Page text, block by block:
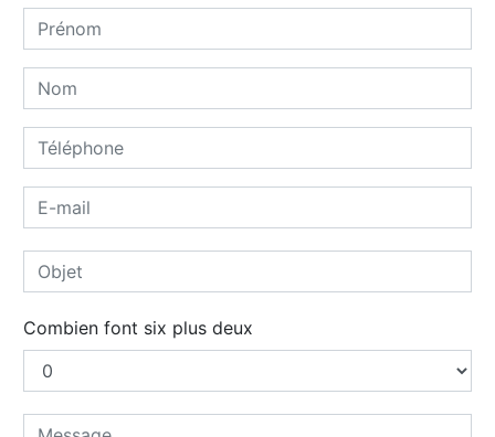
Combien font six plus deux